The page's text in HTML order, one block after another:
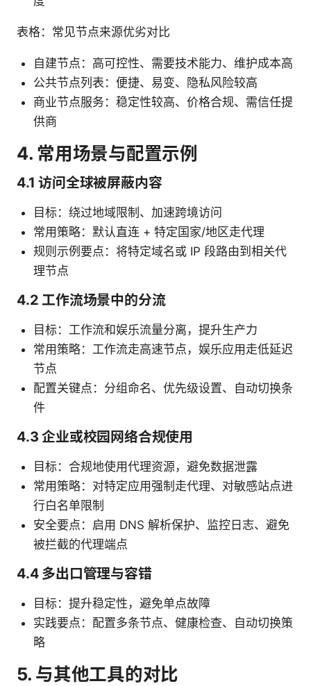
表格：常见节点来源优劣对比
自建节点：高可控性、需要技术能力、维护成本高
公共节点列表：便捷、易变、隐私风险较高
商业节点服务：稳定性较高、价格合规、需信任提
供商
4. 常用场景与配置示例
4.1 访问全球被屏蔽内容
目标：绕过地域限制、加速跨境访问
常用策略：默认直连 + 特定国家/地区走代理
规则示例要点：将特定域名或 IP 段路由到相关代
理节点
4.2 工作流场景中的分流
目标：工作流和娱乐流量分离，提升生产力
常用策略：工作流走高速节点，娱乐应用走低延迟
节点
配置关键点：分组命名、优先级设置、自动切换条
件
4.3 企业或校园网络合规使用
目标：合规地使用代理资源，避免数据泄露
常用策略：对特定应用强制走代理、对敏感站点进
行白名单限制
安全要点：启用 DNS 解析保护、监控日志、避免
被拦截的代理端点
4.4 多出口管理与容错
目标：提升稳定性，避免单点故障
实践要点：配置多条节点、健康检查、自动切换策
略
5. 与其他工具的对比